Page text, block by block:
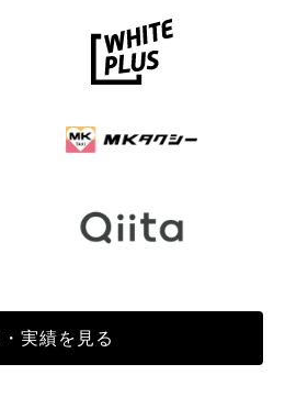
実績を見る